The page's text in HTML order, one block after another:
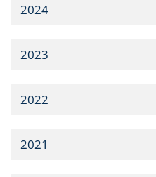
2024
2023
2022
2021